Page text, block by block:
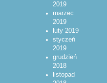
2019
marzec
2019
luty 2019
styczeń
2019
grudzień
2018
listopad